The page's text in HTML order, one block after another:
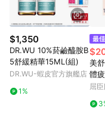
$1,350
DR.WU 10%菸鹼醯胺B
5舒緩精華15ML(組)
DR.WU-蝦皮官方旗艦店
1%
美
體
屈